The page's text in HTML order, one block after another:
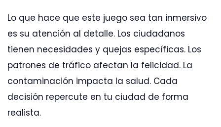
Lo que hace que este juego sea tan inmersivo
es su atención al detalle. Los ciudadanos
tienen necesidades y quejas específicas. Los
patrones de tráfico afectan la felicidad. La
contaminación impacta la salud. Cada
decisión repercute en tu ciudad de forma
realista.